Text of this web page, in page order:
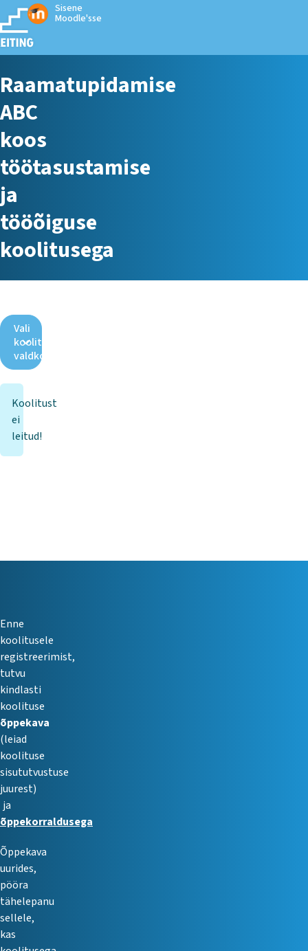
Sisene
Moodle'sse
Raamatupidamise
ABC
koos
töötasustamise
ja
tööõiguse
koolitusega
Vali
koolituse
valdkond
Koolitust
ei
leitud!
Enne
koolitusele
registreerimist,
tutvu
kindlasti
koolituse
õppekava
(leiad
koolituse
sisututvustuse
juurest)
ja
õppekorraldusega
Õppekava
uurides,
pööra
tähelepanu
sellele,
kas